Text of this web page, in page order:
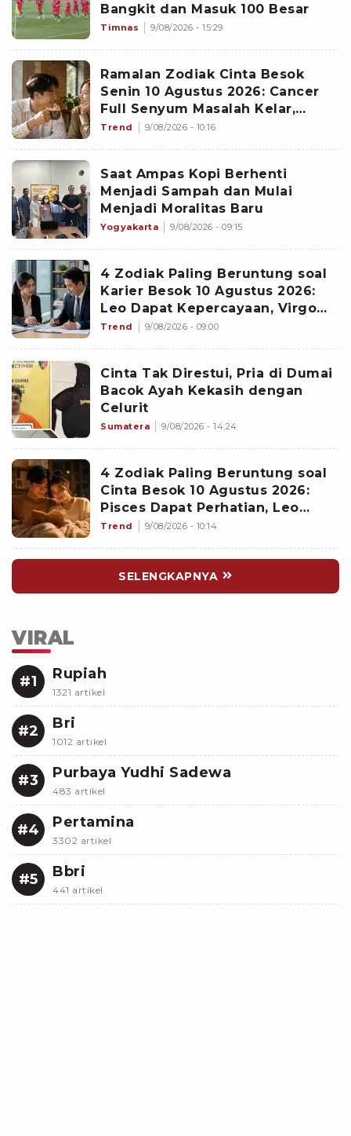
Bangkit dan Masuk 100 Besar
Timnas 9/08/2026 - 15:29
Ramalan Zodiak Cinta Besok
Senin 10 Agustus 2026: Cancer
Full Senyum Masalah Kelar,
Scorpio Awas Terprovokasi
Trend 9/08/2026 - 10:16
Saat Ampas Kopi Berhenti
Menjadi Sampah dan Mulai
Menjadi Moralitas Baru
Yogyakarta 9/08/2026 - 09:15
4 Zodiak Paling Beruntung soal
Karier Besok 10 Agustus 2026:
Leo Dapat Kepercayaan, Virgo
Makin Diperhitungkan
Trend 9/08/2026 - 09:00
Cinta Tak Direstui, Pria di Dumai
Bacok Ayah Kekasih dengan
Celurit
Sumatera 9/08/2026 - 14:24
4 Zodiak Paling Beruntung soal
Cinta Besok 10 Agustus 2026:
Pisces Dapat Perhatian, Leo
Makin Dekat dengan Si Dia
Trend 9/08/2026 - 10:14
SELENGKAPNYA
VIRAL
#1 Rupiah
1321 artikel
#2 Bri
1012 artikel
#3 Purbaya Yudhi Sadewa
483 artikel
#4 Pertamina
3302 artikel
#5 Bbri
441 artikel